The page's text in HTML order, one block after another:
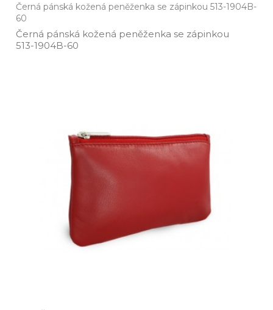
Černá pánská kožená peněženka se zápinkou 513-1904B-
60
Černá pánská kožená peněženka se zápinkou
513­-1904B­-60